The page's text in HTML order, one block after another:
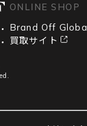
ONLINE SHOP
Brand Off Global
買取サイト